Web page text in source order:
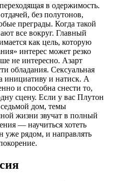
в одержимость.
без полутонов,
преграды. Когда такой
все вокруг. Главный
как цель, которую
интерес может резко
не интересно. Азарт
обладания. Сексуальная
инициативу и натиск. А
и способна снести то,
сцену. Если у вас Плутон
дом, темы
жизни звучат в полный
— научиться хотеть
уже рядом, и направлять